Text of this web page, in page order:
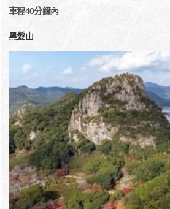
車程40分鐘內
黑髮山